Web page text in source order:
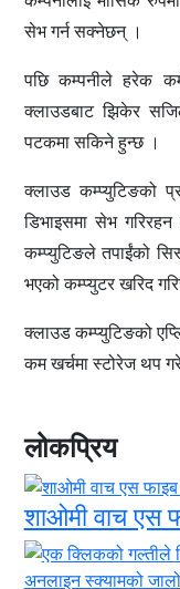
सेभ गर्न सक्नेछन् ।
पछि कम्पनीले हरेक
क्लाउडबाट झिकेर
पटकमा सकिने हुन्छ ।
क्लाउड कम्प्युटिङको
डिभाइसमा सेभ
कम्प्युटिङले तपाईंको
भएको कम्प्युटर खरिद
क्लाउड कम्प्युटिङको
कम खर्चमा स्टोरेज थप
लोकप्रिय
शाओमी वाच एस